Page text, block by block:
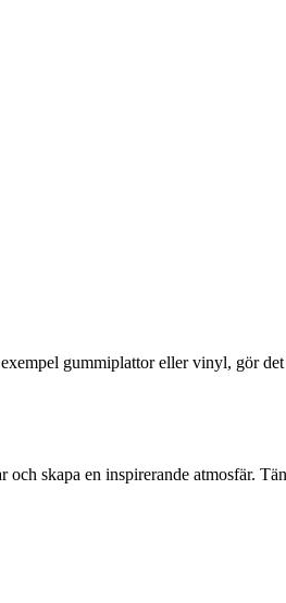
gummiplattor eller vinyl, gör det
skapa en inspirerande atmosfär.